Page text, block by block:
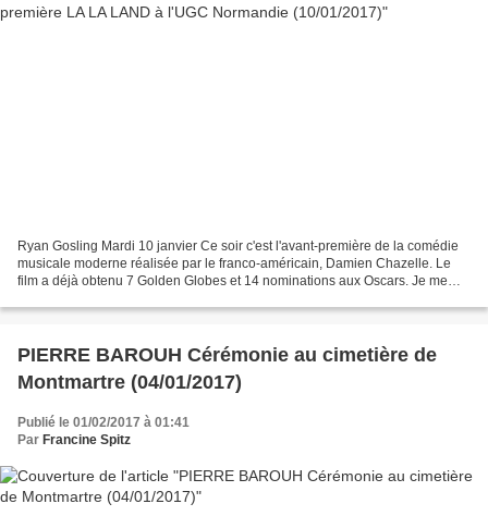
Ryan Gosling Mardi 10 janvier Ce soir c'est l'avant-première de la comédie
musicale moderne réalisée par le franco-américain, Damien Chazelle. Le
film a déjà obtenu 7 Golden Globes et 14 nominations aux Oscars. Je me
PIERRE BAROUH Cérémonie au cimetière de
Montmartre (04/01/2017)
Publié le 01/02/2017 à 01:41
Par Francine Spitz